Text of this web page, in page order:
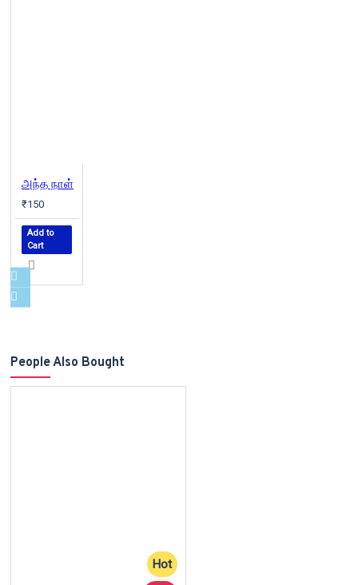
அந்த நாள்
₹150
Add to
Cart
People Also Bought
Hot